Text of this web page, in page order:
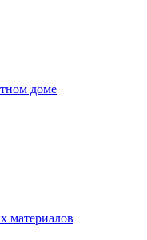
доме
материалов